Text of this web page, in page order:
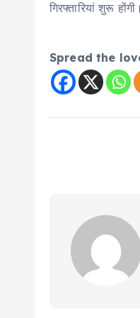
गिरफ्तारियां शुरू
Spread the